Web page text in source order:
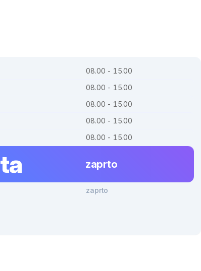
08.00 - 15.00
08.00 - 15.00
08.00 - 15.00
08.00 - 15.00
08.00 - 15.00
zaprto
zaprto